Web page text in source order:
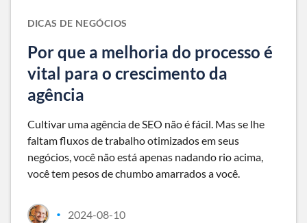
DICAS DE NEGÓCIOS
Por que a melhoria do processo é
vital para o crescimento da
agência
Cultivar uma agência de SEO não é fácil. Mas se lhe
faltam fluxos de trabalho otimizados em seus
negócios, você não está apenas nadando rio acima,
você tem pesos de chumbo amarrados a você.
• 2024-08-10